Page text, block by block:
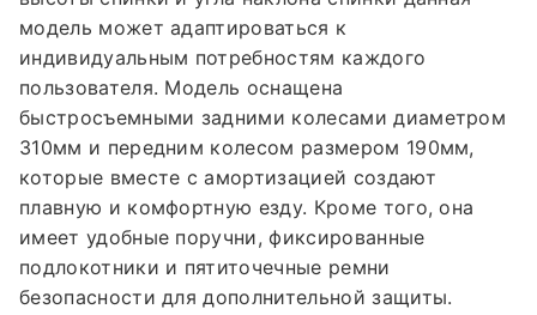
дождевую накидку, зимний мешок, насос,
ремкомплект, набор инструментов, тазовые
держатели.
модель может адаптироваться к
индивидуальным потребностям каждого
пользователя. Модель оснащена
быстросъемными задними колесами диаметром
310мм и передним колесом размером 190мм,
которые вместе с амортизацией создают
плавную и комфортную езду. Кроме того, она
имеет удобные поручни, фиксированные
подлокотники и пятиточечные ремни
безопасности для дополнительной защиты.